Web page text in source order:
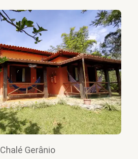
Chalé Gerânio